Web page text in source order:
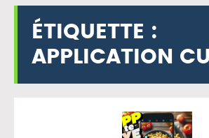
ÉTIQUETTE :
APPLICATION